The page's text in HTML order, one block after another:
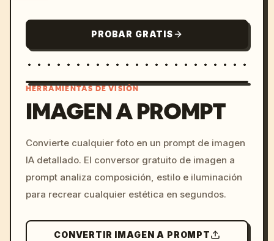
PROBAR GRATIS
c, cyberpunk sunset, neon
colors, 8k --v 6.0
HERRAMIENTAS DE VISIÓN
IMAGEN A PROMPT
Convierte cualquier foto en un prompt de imagen
IA detallado. El conversor gratuito de imagen a
prompt analiza composición, estilo e iluminación
para recrear cualquier estética en segundos.
CONVERTIR IMAGEN A PROMPT